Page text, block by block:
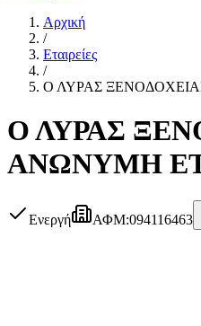
Αρχική
/
Εταιρείες
/
Ο ΛΥΡΑΣ
Ο ΛΥΡΑΣ
ΑΝΩΝΥΜΗ
Ενεργή ΑΦΜ:094116463